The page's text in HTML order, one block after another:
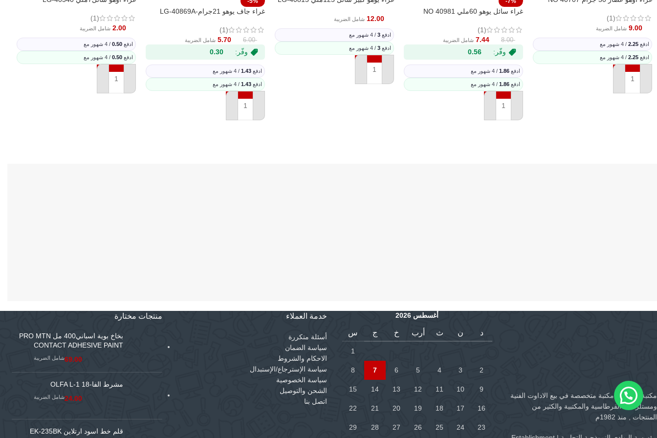
(1)
9.00 شامل الضريبة
ادفع 2.25 / 4 شهور مع
ادفع 2.25 / 4 شهور مع
إضافة إلى السلة
غراء سائل يوهو 60ملي NO 40981
(1)
8.00
7.44 شامل الضريبة
وفّر: 0.56
ادفع 1.86 / 4 شهور مع
ادفع 1.86 / 4 شهور مع
إضافة إلى السلة
12.00 شامل الضريبة
ادفع 3 / 4 شهور مع
ادفع 3 / 4 شهور مع
إضافة إلى السلة
غراء جاف يوهو 21جرام-LG-40869A
(1)
6.00
5.70 شامل الضريبة
وفّر: 0.30
ادفع 1.43 / 4 شهور مع
ادفع 1.43 / 4 شهور مع
إضافة إلى السلة
(1)
2.00 شامل الضريبة
ادفع 0.50 / 4 شهور مع
ادفع 0.50 / 4 شهور مع
إضافة إلى السلة
مكتبة البوادي , مكتبة متخصصة في بيع الاداوت الفنية
ومستلزمات القرطاسية والمكتبية والكثير من
المنتجات , منذ 1982م
أغسطس 2026
د ن ث أرب خ ج س
1
2
3
4
5
6
7
8
9
10
11
12
13
14
15
16
17
18
19
20
21
22
23
24
25
26
27
28
29
خدمة العملاء
أسئلة متكررة
سياسة الضمان
الاحكام والشروط
سياسة الإسترجاع/الإستبدال
سياسة الخصوصية
الشحن والتوصيل
اتصل بنا
منتجات مختارة
بخاخ بوية اسباني400 مل PRO MTN
CONTACT ADHESIVE PAINT
69.00شامل الضريبة
مشرط الفا-18 OLFA L-1
24.00شامل الضريبة
قلم خط اسود ارتلاين EK-235BK